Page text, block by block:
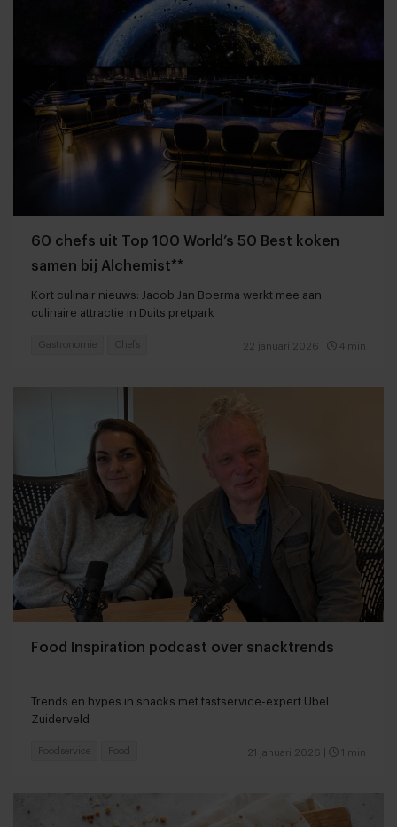
60 chefs uit Top 100 World’s 50 Best koken
samen bij Alchemist**
Kort culinair nieuws: Jacob Jan Boerma werkt mee aan
culinaire attractie in Duits pretpark
22 januari 2026 4 min
Gastronomie Chefs
Food Inspiration podcast over snacktrends
Trends en hypes in snacks met fastservice-expert Ubel
Zuiderveld
21 januari 2026 1 min
Foodservice Food